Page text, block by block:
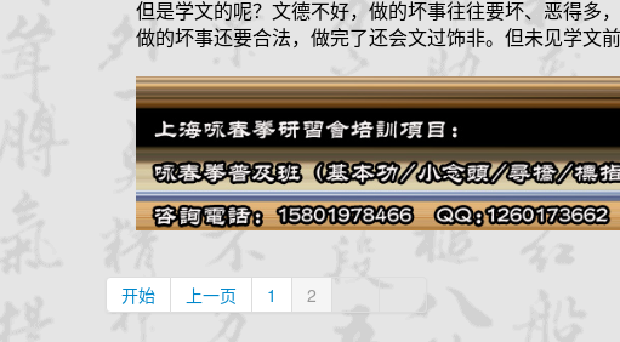
但是学文的呢？文德不好，做的坏事往往要坏、恶得多
做的坏事还要合法，做完了还会文过饰非。但未见学文
开始 上一页 1 2